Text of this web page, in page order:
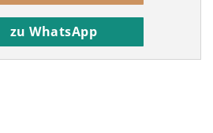
zu WhatsApp